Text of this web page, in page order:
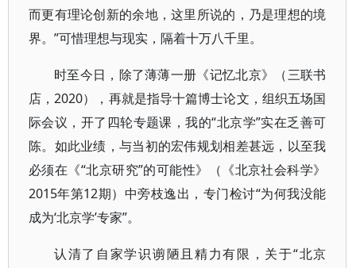
而更有理论创新的余地，这里所说的，乃是理想的境
界。”可惜理想与现实，隔着十万八千里。
时至今日，除了薄薄一册《记忆北京》（三联书
店，2020），再就是指导十篇博士论文，组织五场国
际会议，开了四轮专题课，我的“北京学”实在乏善可
陈。如此业绩，与当初的宏伟规划相差甚远，以至我
必须在《“北京研究”的可能性》（《北京社会科学》
2015年第12期）中旁枝逸出，专门检讨“为何我没能
成为‘北京学’专家”。
认清了自家学识谫陋且精力有限，关于“北京